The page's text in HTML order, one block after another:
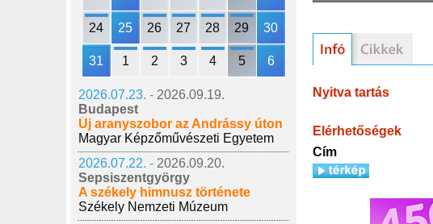
24 25 26 27 28 29 30
31 1 2 3 4 5 6
2026.07.23. - 2026.09.19.
Budapest
Új aranyszobor az Andrássy úton
Magyar Képzőművészeti Egyetem
2026.07.22. - 2026.09.20.
Sepsiszentgyörgy
A székely himnusz története
Székely Nemzeti Múzeum
Nyitva tartás
Elérhetőségek
Cím